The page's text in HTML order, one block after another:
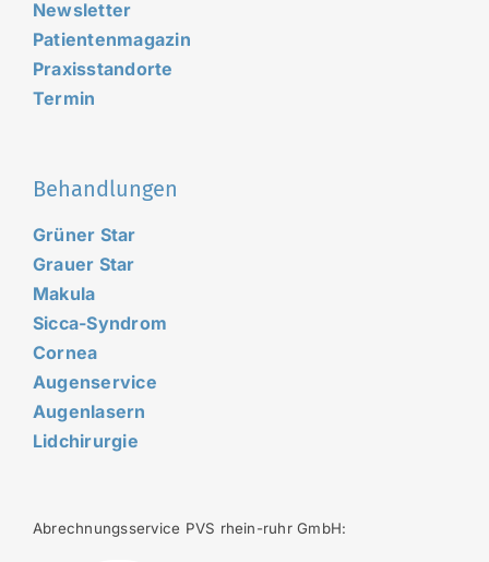
Newsletter
Patientenmagazin
Praxisstandorte
Termin
Behandlungen
Grüner Star
Grauer Star
Makula
Sicca-Syndrom
Cornea
Augenservice
Augenlasern
Lidchirurgie
Abrechnungsservice PVS rhein-ruhr GmbH: